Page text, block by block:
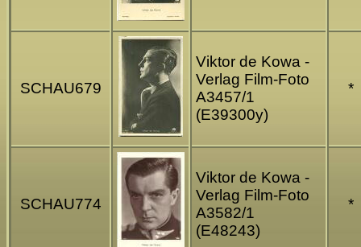
SCHAU679
Viktor de Kowa -
Verlag Film-Foto
A3457/1
(E39300y)
*
SCHAU774
Viktor de Kowa -
Verlag Film-Foto
A3582/1
(E48243)
*